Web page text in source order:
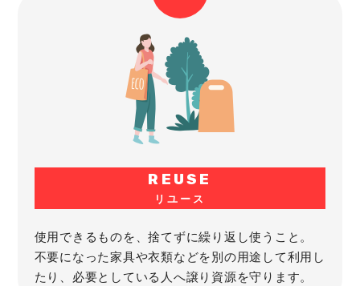
REUSE
リユース
使用できるものを、捨てずに繰り返し使うこと。
不要になった家具や衣類などを別の用途して利用し
たり、必要としている人へ譲り資源を守ります。